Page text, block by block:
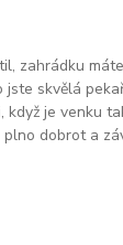
zahrádku
jste skvělá
je venku
dobrot a